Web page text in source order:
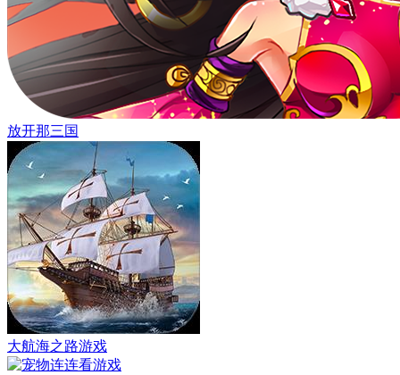
放开那三国
大航海之路游戏